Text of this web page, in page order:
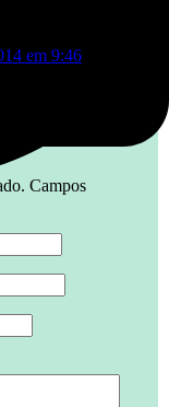
em 9:46
Campos